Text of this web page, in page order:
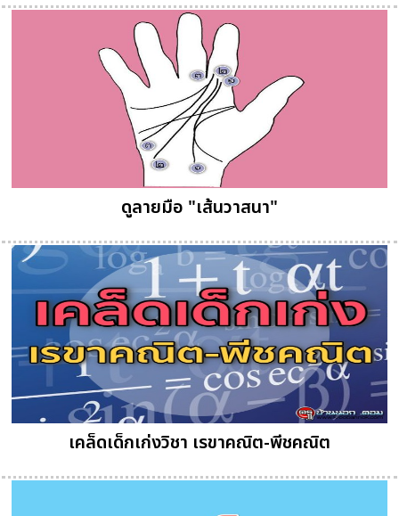
ดูลายมือ "เส้นวาสนา"
เคล็ดเด็กเก่งวิชา เรขาคณิต-พีชคณิต